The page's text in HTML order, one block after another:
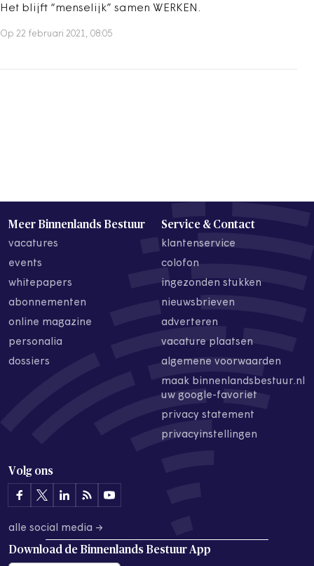
Het blijft “menselijk” samen WERKEN.
Op 22 februari 2021, 08:05
Meer Binnenlands Bestuur
vacatures
events
whitepapers
abonnementen
online magazine
personalia
dossiers
Service & Contact
klantenservice
colofon
ingezonden stukken
nieuwsbrieven
adverteren
vacature plaatsen
algemene voorwaarden
maak binnenlandsbestuur.nl
uw google-favoriet
privacy statement
privacyinstellingen
Volg ons
alle social media →
Download de Binnenlands Bestuur App